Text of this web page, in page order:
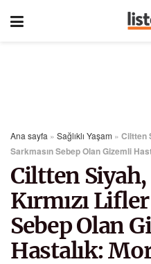
Ana sayfa » Sağlıklı Yaşam » Ciltten
Sarkmasın Sebep Olan Gizemli
Ciltten
Kırmızı
Sebep Olan
Hastalık: